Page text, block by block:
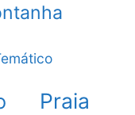
Praia